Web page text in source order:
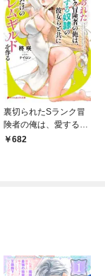
裏切られたSランク冒
険者の俺は、愛する奴
隷の彼女らと共に奴隷
682